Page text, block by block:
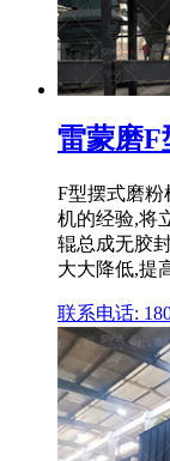
雷蒙磨F
F型摆式磨
机的经验,将
辊总成无胶
大大降低,提
联系电话: